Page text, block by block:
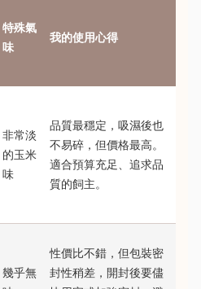
特殊氣
味
我的使用心得
非常淡
的玉米
味
品質最穩定，吸濕後也
不易碎，但價格最高。
適合預算充足、追求品
質的飼主。
幾乎無
性價比不錯，但包裝密
封性稍差，開封後要儘